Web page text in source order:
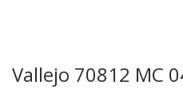
Vallejo 70812 MC